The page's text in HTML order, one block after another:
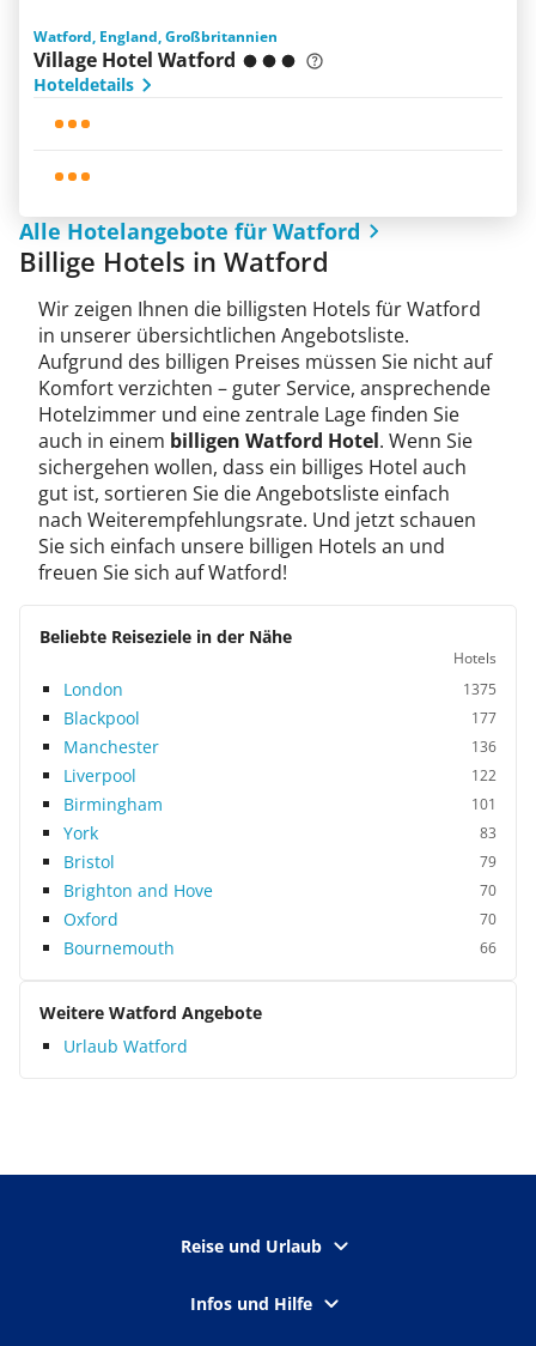
Watford, England, Großbritannien
Village Hotel Watford
Hoteldetails
Alle Hotelangebote für Watford
Billige Hotels in Watford
Wir zeigen Ihnen die billigsten Hotels für Watford
in unserer übersichtlichen Angebotsliste.
Aufgrund des billigen Preises müssen Sie nicht auf
Komfort verzichten – guter Service, ansprechende
Hotelzimmer und eine zentrale Lage finden Sie
auch in einem billigen Watford Hotel. Wenn Sie
sichergehen wollen, dass ein billiges Hotel auch
gut ist, sortieren Sie die Angebotsliste einfach
nach Weiterempfehlungsrate. Und jetzt schauen
Sie sich einfach unsere billigen Hotels an und
freuen Sie sich auf Watford!
Beliebte Reiseziele in der Nähe
Hotels
London 1375
Blackpool 177
Manchester 136
Liverpool 122
Birmingham 101
York 83
Bristol 79
Brighton and Hove 70
Oxford 70
Bournemouth 66
Weitere Watford Angebote
Urlaub Watford
Reise und Urlaub
Infos und Hilfe